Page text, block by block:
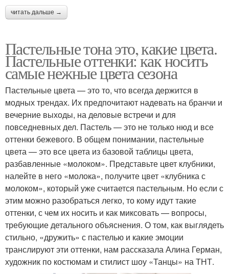
читать дальше →
Пастельные тона это, какие цвета.
Пастельные оттенки: как носить
самые нежные цвета сезона
Пастельные цвета — это то, что всегда держится в
модных трендах. Их предпочитают надевать на бранчи и
вечерние выходы, на деловые встречи и для
повседневных дел. Пастель — это не только нюд и все
оттенки бежевого. В общем понимании, пастельные
цвета — это все цвета из базовой таблицы цвета,
разбавленные «молоком». Представьте цвет клубники,
налейте в него «молока», получите цвет «клубника с
молоком», который уже считается пастельным. Но если с
этим можно разобраться легко, то кому идут такие
оттенки, с чем их носить и как миксовать — вопросы,
требующие детального объяснения. О том, как выглядеть
стильно, «дружить» с пастелью и какие эмоции
транслируют эти оттенки, нам рассказала Алина Герман,
художник по костюмам и стилист шоу «Танцы» на ТНТ.